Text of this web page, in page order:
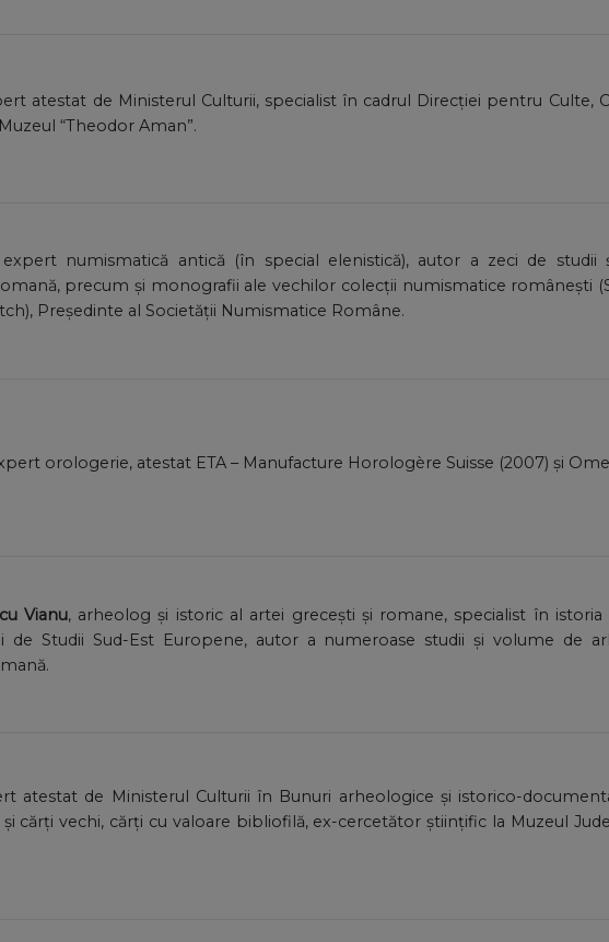
atestat de Ministerul Culturii, specialist în cadrul Direcției pentru Culte,
“Theodor Aman”.
numismatică antică (în special elenistică), autor a zeci de
precum și monografii ale vechilor colecții numismatice românești
Președinte al Societății Numismatice Române.
orologerie, atestat ETA – Manufacture Horologère Suisse (2007) și
Vianu, arheolog și istoric al artei grecești și romane, specialist în
de Studii Sud-Est Europene, autor a numeroase studii și volume de
atestat de Ministerul Culturii în Bunuri arheologice și istorico-
cărţi vechi, cărţi cu valoare bibliofilă, ex-cercetător științific la Muzeul